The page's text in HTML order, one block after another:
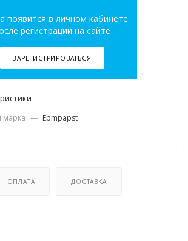
появится в личном кабинете
регистрации на сайте
ЗАРЕГИСТРИРОВАТЬСЯ
марка — Ebmpapst
ОПЛАТА ДОСТАВКА